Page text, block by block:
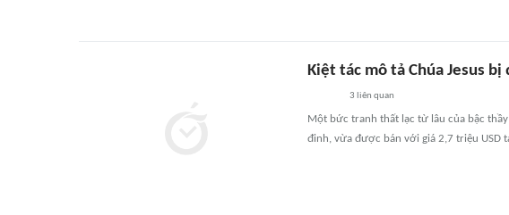
Kiệt tác mô tả Chúa Jesus
3 liên quan
Một bức tranh thất lạc từ lâu của bậc thầy
đinh, vừa được bán với giá 2,7 triệu USD